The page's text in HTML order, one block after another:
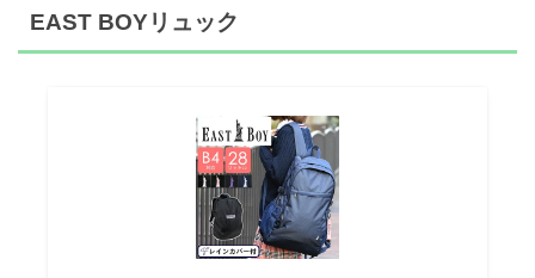
EAST BOYリュック